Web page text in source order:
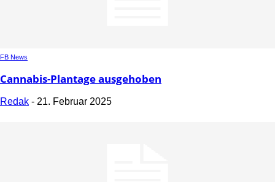
FB News
Cannabis-Plantage ausgehoben
Redak - 21. Februar 2025